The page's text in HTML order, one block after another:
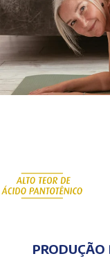
PRODUÇÃO